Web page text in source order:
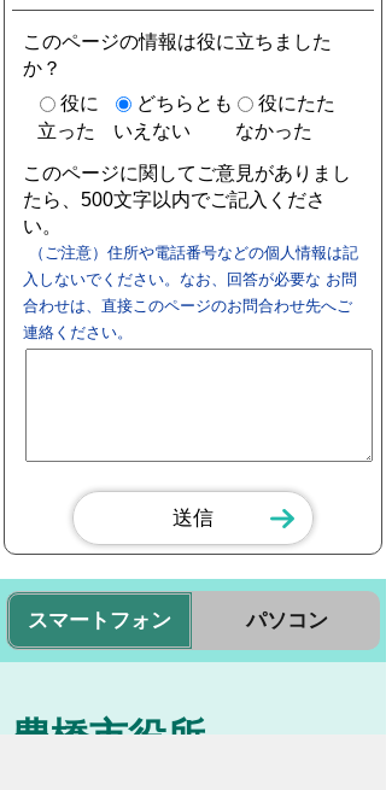
このページの情報は役に立ちました
か？
役に
立った
どちらとも
いえない
役にたた
なかった
このページに関してご意見がありまし
たら、500文字以内でご記入くださ
い。
（ご注意）住所や電話番号などの個人情報は記
入しないでください。なお、回答が必要な お問
合わせは、直接このページのお問合わせ先へご
連絡ください。
スマートフォン パソコン
豊橋市役所